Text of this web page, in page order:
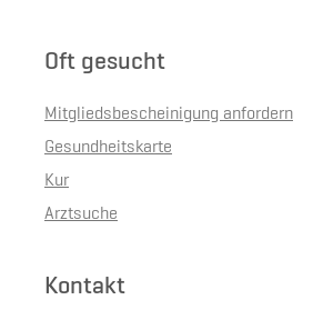
Oft gesucht
Mitgliedsbescheinigung anfordern
Gesundheitskarte
Kur
Arztsuche
Kontakt